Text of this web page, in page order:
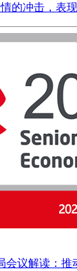
的冲击，表
会议解读：推